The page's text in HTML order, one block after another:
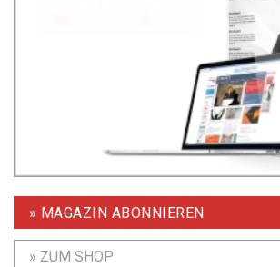
» MAGAZIN ABONNIEREN
» ZUM SHOP